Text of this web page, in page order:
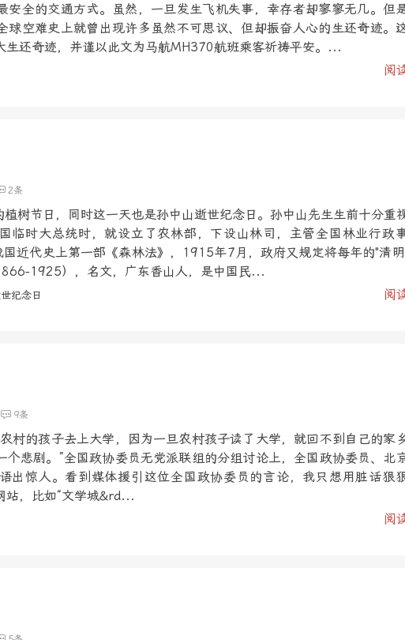
安全的交通方式。虽然，一旦发生飞机失事，幸存者却寥寥无几。但
球空难史上就曾出现许多虽然不可思议、但却振奋人心的生还奇迹。
生还奇迹，并谨以此文为马航MH370航班乘客祈祷平安。...
阅
2条
树节日，同时这一天也是孙中山逝世纪念日。孙中山先生生前十分重
临时大总统时，就设立了农林部，下设山林司，主管全国林业行政事
近代史上第一部《森林法》，1915年7月，政府又规定将每年的"清
1925），名文，广东香山人，是中国民...
阅
纪念日
9条
村的孩子去上大学，因为一旦农村孩子读了大学，就回不到自己的家
个悲剧。”全国政协委员无党派联组的分组讨论上，全国政协委员、北
出惊人。看到媒体援引这位全国政协委员的言论，我只想用脏话狠
站，比如“文学城&rd...
阅